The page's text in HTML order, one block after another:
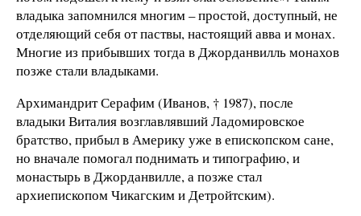
владыка запомнился многим – простой, доступный, не
отделяющий себя от паствы, настоящий авва и монах.
Многие из прибывших тогда в Джорданвилль монахов
позже стали владыками.
Архимандрит Серафим (Иванов, † 1987), после
владыки Виталия возглавлявший Ладомировское
братство, прибыл в Америку уже в епископском сане,
но вначале помогал поднимать и типографию, и
монастырь в Джорданвилле, а позже стал
архиепископом Чикагским и Детройтским).